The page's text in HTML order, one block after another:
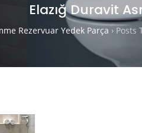
Elazığ Duravit
Rezervuar Yedek Parça › Posts